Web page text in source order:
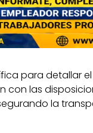
para detallar
las
la